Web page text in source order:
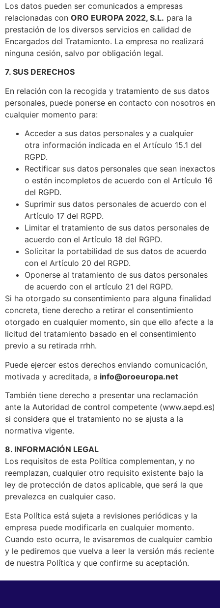
Los datos pueden ser comunicados a empresas
relacionadas con ORO EUROPA 2022, S.L. para la
prestación de los diversos servicios en calidad de
Encargados del Tratamiento. La empresa no realizará
ninguna cesión, salvo por obligación legal.
7. SUS DERECHOS
En relación con la recogida y tratamiento de sus datos
personales, puede ponerse en contacto con nosotros en
cualquier momento para:
Acceder a sus datos personales y a cualquier
otra información indicada en el Artículo 15.1 del
RGPD.
Rectificar sus datos personales que sean inexactos
o estén incompletos de acuerdo con el Artículo 16
del RGPD.
Suprimir sus datos personales de acuerdo con el
Artículo 17 del RGPD.
Limitar el tratamiento de sus datos personales de
acuerdo con el Artículo 18 del RGPD.
Solicitar la portabilidad de sus datos de acuerdo
con el Artículo 20 del RGPD.
Oponerse al tratamiento de sus datos personales
de acuerdo con el artículo 21 del RGPD.
Si ha otorgado su consentimiento para alguna finalidad
concreta, tiene derecho a retirar el consentimiento
otorgado en cualquier momento, sin que ello afecte a la
licitud del tratamiento basado en el consentimiento
previo a su retirada rrhh.
Puede ejercer estos derechos enviando comunicación,
motivada y acreditada, a info@oroeuropa.net
También tiene derecho a presentar una reclamación
ante la Autoridad de control competente (www.aepd.es)
si considera que el tratamiento no se ajusta a la
normativa vigente.
8. INFORMACIÓN LEGAL
Los requisitos de esta Política complementan, y no
reemplazan, cualquier otro requisito existente bajo la
ley de protección de datos aplicable, que será la que
prevalezca en cualquier caso.
Esta Política está sujeta a revisiones periódicas y la
empresa puede modificarla en cualquier momento.
Cuando esto ocurra, le avisaremos de cualquier cambio
y le pediremos que vuelva a leer la versión más reciente
de nuestra Política y que confirme su aceptación.